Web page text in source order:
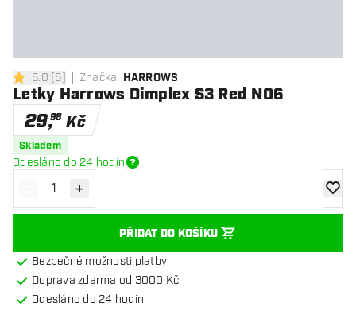
5 hodnoticí hvězdičky
5.0 [5] Značka: HARROWS
Letky Harrows Dimplex S3 Red NO6
29,98 Kč
Skladem
Odesláno do 24 hodin
Snížit množství
- Zvýšit množství
+
PŘIDAT DO KOŠÍKU
Bezpečné možnosti platby
Doprava zdarma od 3000 Kč
Odesláno do 24 hodin